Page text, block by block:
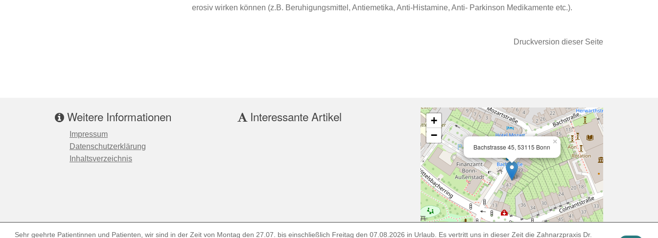
erosiv wirken können (z.B. Beruhigungsmittel, Antiemetika, Anti-Histamine, Anti- Parkinson Medikamente etc.).
Druckversion dieser Seite
Weitere Informationen
Impressum
Datenschutzerklärung
Inhaltsverzeichnis
Interessante Artikel
Bachstrasse 45, 53115 Bonn
×
+
−
Sehr geehrte Patientinnen und Patienten, wir sind in der Zeit von Montag den 27.07. bis einschließlich Freitag den 07.08.2026 in Urlaub. Es vertritt uns in dieser Zeit die Zahnarzpraxis Dr.